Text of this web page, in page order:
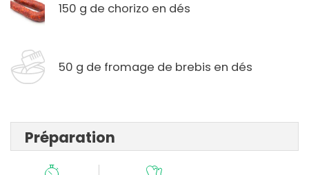
150 g de chorizo en dés
50 g de fromage de brebis en dés
Préparation